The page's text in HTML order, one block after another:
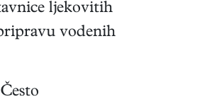
ljekovitih
vodenih